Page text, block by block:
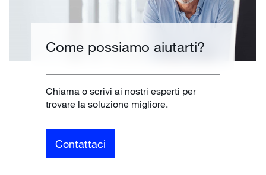
Come possiamo aiutarti?
Chiama o scrivi ai nostri esperti per
trovare la soluzione migliore.
Contattaci